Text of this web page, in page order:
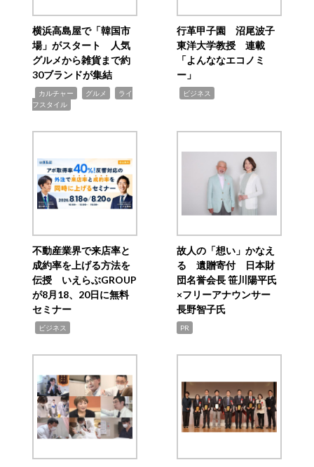
横浜高島屋で「韓国市
場」がスタート 人気
グルメから雑貨まで約
30ブランドが集結
カルチャー グルメ
ライ
フスタイル
行革甲子園 沼尾波子
東洋大学教授 連載
「よんななエコノミ
ー」
ビジネス
不動産業界で来店率と
成約率を上げる方法を
伝授 いえらぶGROUP
が8月18、20日に無料
セミナー
ビジネス
故人の「想い」かなえ
る 遺贈寄付 日本財
団名誉会長 笹川陽平氏
×フリーアナウンサー
長野智子氏
PR